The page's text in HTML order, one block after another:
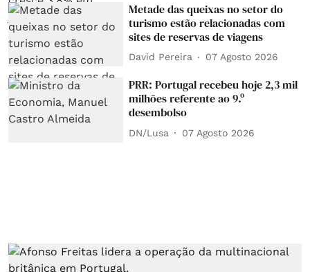
Metade das queixas no setor do
turismo estão relacionadas com
sites de reservas de viagens
David Pereira 07 Agosto 2026
PRR: Portugal recebeu hoje 2,3 mil
milhões referente ao 9.º
desembolso
DN/Lusa 07 Agosto 2026